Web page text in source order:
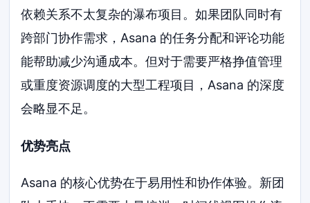
依赖关系不太复杂的瀑布项目。如果团队同时有
跨部门协作需求，Asana 的任务分配和评论功能
能帮助减少沟通成本。但对于需要严格挣值管理
或重度资源调度的大型工程项目，Asana 的深度
会略显不足。
优势亮点
Asana 的核心优势在于易用性和协作体验。新团